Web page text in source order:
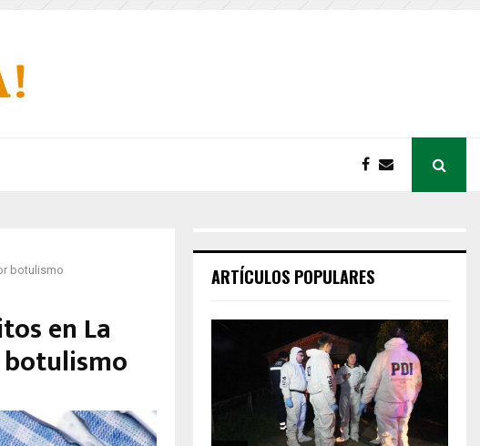
botulismo
en La
ARTÍCULOS POPULARES